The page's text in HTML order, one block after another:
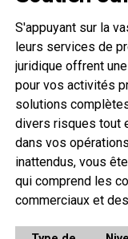
S'appuyant sur la
leurs services de
juridique offrent
pour vos activités
solutions
divers risques tout
dans vos
inattendus, vous
qui comprend les
commerciaux et